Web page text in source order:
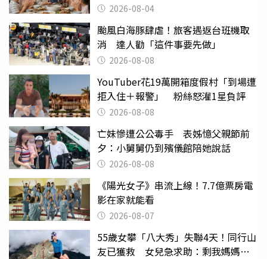
2026-08-04
颱風白海豚肆虐！旅客遇返台班機取
消 達人勸「這件事要先做」
2026-08-08
YouTuber花19萬開箱度假村「到場遭
拒入住＋報警」 粉絲怒灌1星負評
2026-08-08
亡妹慘遭公公毒手 表姊憶父親節前
夕：小舅舅仍到殯儀館陪她說話
2026-08-08
《陽光女子》串流上線！7.7億票房電
影在家就能看
2026-08-07
55歲女攀「八大秀」失聯4天！同行山
友已獲救 女兒急求助：剩我媽媽還